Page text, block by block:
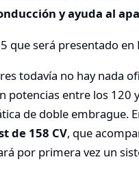
y ayuda al
todavía no hay nada
potencias entre los 120
de doble embrague.
de 158 CV, que
por primera vez un